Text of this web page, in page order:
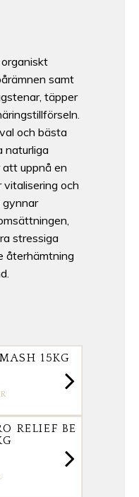
samt
täpper
och bästa
naturliga
uppnå en
och
gynnar
stressiga
återhämtning
15KG
RELIEF BE